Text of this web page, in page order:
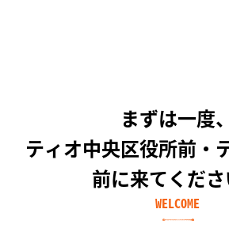
まずは一度、
ティオ中央区役所前・
前に来てくださ
WELCOME